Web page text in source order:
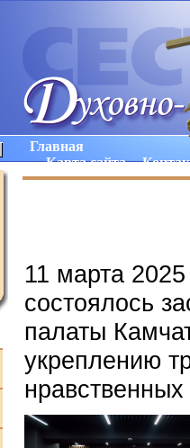
Главная
Карта сайта
11 марта
состоялось
палаты
укреплению